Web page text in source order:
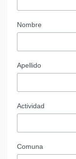
Nombre
Apellido
Actividad
Comuna